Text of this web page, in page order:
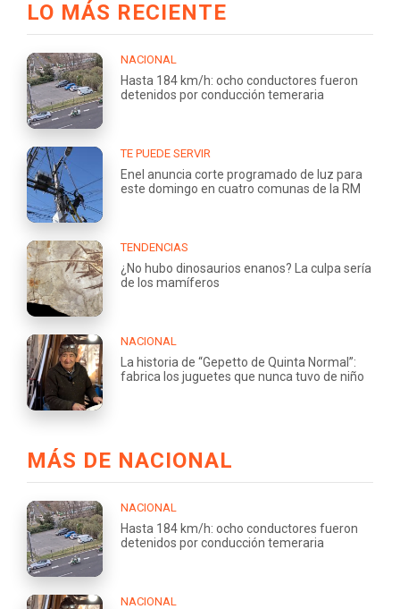
LO MÁS RECIENTE
NACIONAL
Hasta 184 km/h: ocho conductores fueron
detenidos por conducción temeraria
TE PUEDE SERVIR
Enel anuncia corte programado de luz para
este domingo en cuatro comunas de la RM
TENDENCIAS
¿No hubo dinosaurios enanos? La culpa sería
de los mamíferos
NACIONAL
La historia de “Gepetto de Quinta Normal”:
fabrica los juguetes que nunca tuvo de niño
MÁS DE NACIONAL
NACIONAL
Hasta 184 km/h: ocho conductores fueron
detenidos por conducción temeraria
NACIONAL